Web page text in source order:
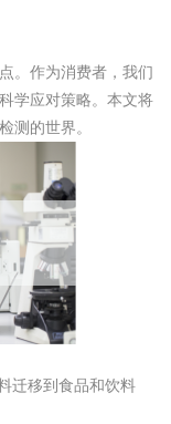
。作为消费者，我们
学应对策略。本文将
测的世界。
迁移到食品和饮料
气弹簧检测
镀膜抗菌玻璃检测